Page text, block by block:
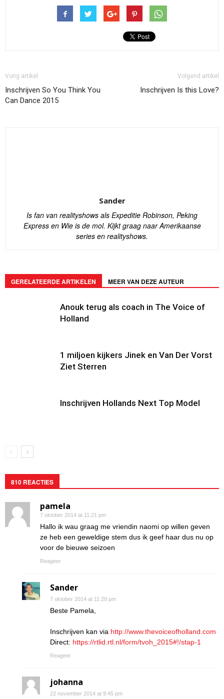
Vorig artikel
Inschrijven So You Think You
Can Dance 2015
Volgend artikel
Inschrijven Is this Love?
Sander
Is fan van realityshows als Expeditie Robinson, Peking
Express en Wie is de mol. Kijkt graag naar Amerikaanse
series en realityshows.
GERELATEERDE ARTIKELEN MEER VAN DEZE AUTEUR
Anouk terug als coach in The Voice of
Holland
1 miljoen kijkers Jinek en Van Der Vorst
Ziet Sterren
Inschrijven Hollands Next Top Model
810 REACTIES
pamela
7 oktober 2014 at 11:21 pm
Hallo ik wau graag me vriendin naomi op willen geven
ze heb een geweldige stem dus ik geef haar dus nu op
voor de bieuwe seizoen
Reageer
Sander
7 oktober 2014 at 11:29 pm
Beste Pamela,
Inschrijven kan via http://www.thevoiceofholland.com
Direct: https://rtlid.rtl.nl/form/tvoh_2015#!/stap-1
Reageer
johanna
22 november 2014 at 9:45 pm